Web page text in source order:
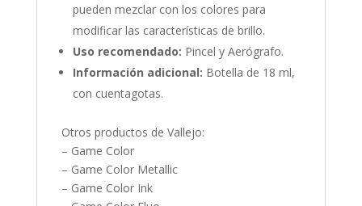
pueden mezclar con los colores para
modificar las características de brillo.
Uso recomendado: Pincel y Aerógrafo.
Información adicional: Botella de 18 ml,
con cuentagotas.
Otros productos de Vallejo:
– Game Color
– Game Color Metallic
– Game Color Ink